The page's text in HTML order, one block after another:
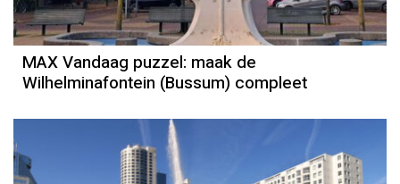
MAX Vandaag puzzel: maak de
Wilhelminafontein (Bussum) compleet